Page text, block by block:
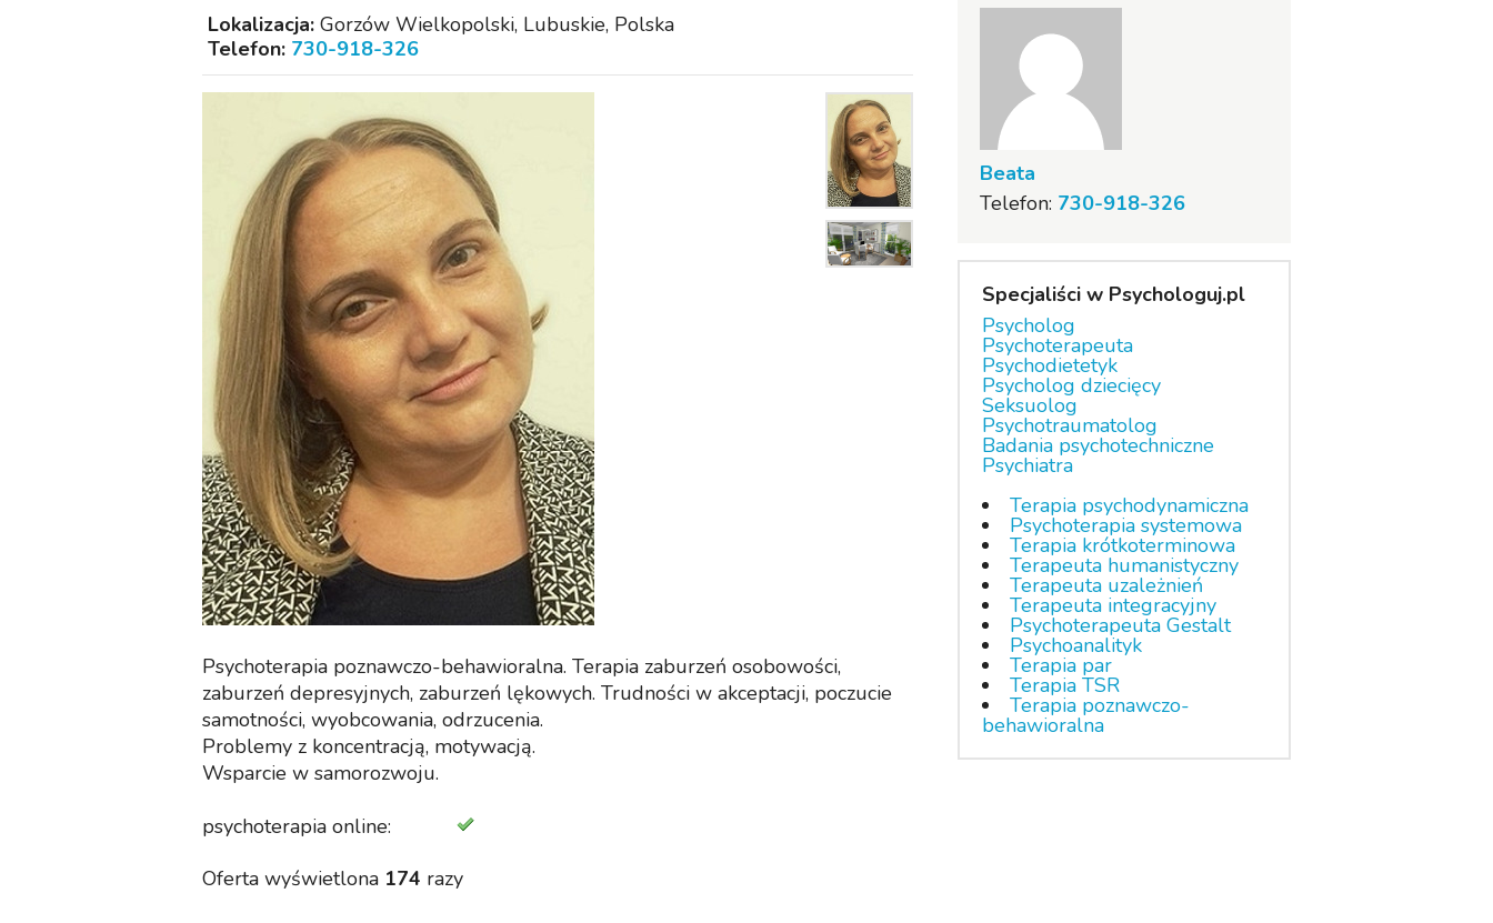
Lokalizacja: Gorzów Wielkopolski, Lubuskie, Polska
Telefon: 730-918-326
Psychoterapia poznawczo-behawioralna. Terapia zaburzeń osobowości,
zaburzeń depresyjnych, zaburzeń lękowych. Trudności w akceptacji, poczucie
samotności, wyobcowania, odrzucenia.
Problemy z koncentracją, motywacją.
Wsparcie w samorozwoju.
psychoterapia online:
Oferta wyświetlona 174 razy
Beata
Telefon: 730-918-326
Specjaliści w Psychologuj.pl
Psycholog
Psychoterapeuta
Psychodietetyk
Psycholog dziecięcy
Seksuolog
Psychotraumatolog
Badania psychotechniczne
Psychiatra
Terapia psychodynamiczna
Psychoterapia systemowa
Terapia krótkoterminowa
Terapeuta humanistyczny
Terapeuta uzależnień
Terapeuta integracyjny
Psychoterapeuta Gestalt
Psychoanalityk
Terapia par
Terapia TSR
Terapia poznawczo-
behawioralna